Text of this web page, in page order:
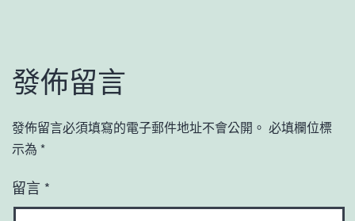
發佈留言
發佈留言必須填寫的電子郵件地址不會公開。 必填欄位標
示為 *
留言 *